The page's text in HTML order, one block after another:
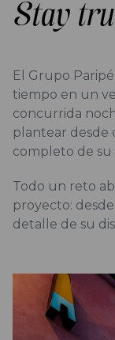
Stay
El Grupo
tiempo en un
concurrida
plantear desde
completo de su
Todo un reto
proyecto:
detalle de su